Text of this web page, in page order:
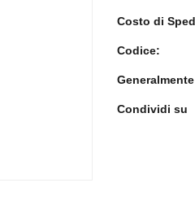
Costo di
Codice:
Condividi su